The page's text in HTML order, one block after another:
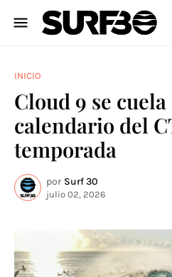
INICIO
Cloud 9 se cuela
calendario del
temporada
por Surf 30
julio 02, 2026